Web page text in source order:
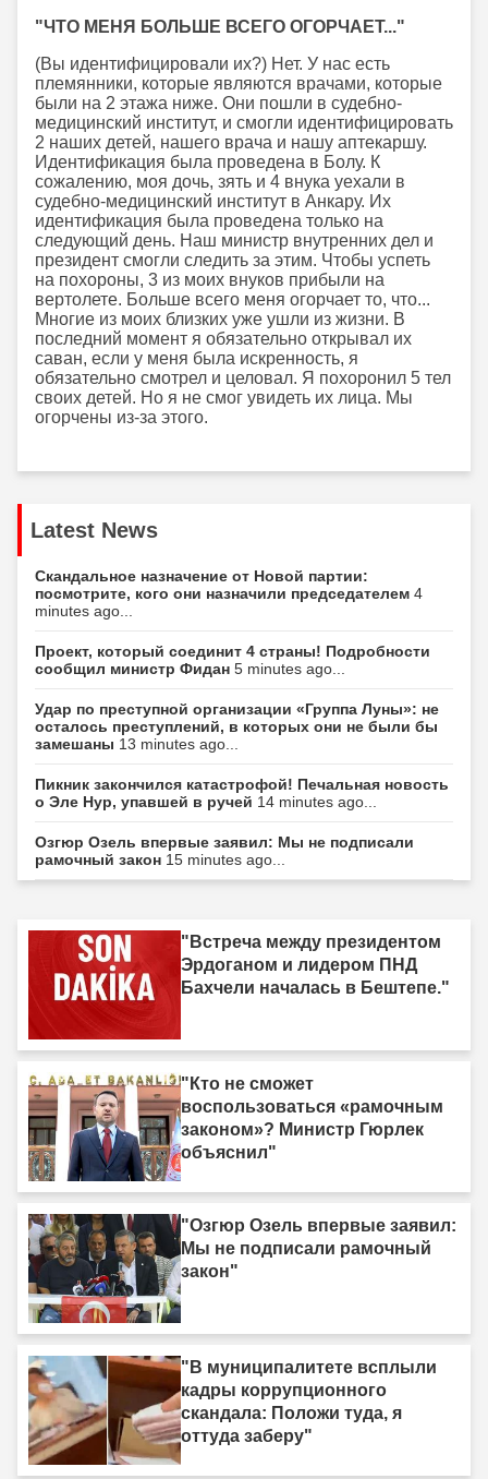
"ЧТО МЕНЯ БОЛЬШЕ ВСЕГО ОГОРЧАЕТ..."
(Вы идентифицировали их?) Нет. У нас есть
племянники, которые являются врачами, которые
были на 2 этажа ниже. Они пошли в судебно-
медицинский институт, и смогли идентифицировать
2 наших детей, нашего врача и нашу аптекаршу.
Идентификация была проведена в Болу. К
сожалению, моя дочь, зять и 4 внука уехали в
судебно-медицинский институт в Анкару. Их
идентификация была проведена только на
следующий день. Наш министр внутренних дел и
президент смогли следить за этим. Чтобы успеть
на похороны, 3 из моих внуков прибыли на
вертолете. Больше всего меня огорчает то, что...
Многие из моих близких уже ушли из жизни. В
последний момент я обязательно открывал их
саван, если у меня была искренность, я
обязательно смотрел и целовал. Я похоронил 5 тел
своих детей. Но я не смог увидеть их лица. Мы
огорчены из-за этого.
Latest News
Скандальное назначение от Новой партии:
посмотрите, кого они назначили председателем 4
minutes ago...
Проект, который соединит 4 страны! Подробности
сообщил министр Фидан 5 minutes ago...
Удар по преступной организации «Группа Луны»: не
осталось преступлений, в которых они не были бы
замешаны 13 minutes ago...
Пикник закончился катастрофой! Печальная новость
о Эле Нур, упавшей в ручей 14 minutes ago...
Озгюр Озель впервые заявил: Мы не подписали
рамочный закон 15 minutes ago...
"Встреча между президентом
Эрдоганом и лидером ПНД
Бахчели началась в Бештепе."
"Кто не сможет
воспользоваться «рамочным
законом»? Министр Гюрлек
объяснил"
"Озгюр Озель впервые заявил:
Мы не подписали рамочный
закон"
"В муниципалитете всплыли
кадры коррупционного
скандала: Положи туда, я
оттуда заберу"